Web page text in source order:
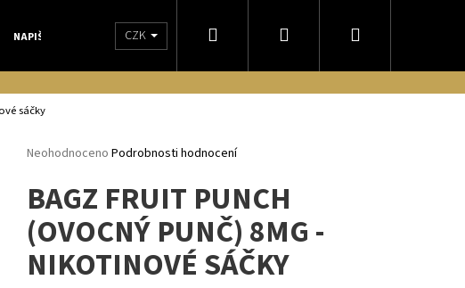
NAPIŠTE NÁM OBCHODNÍ PODMÍNKY DORUČENIE NA SLOVENSKO
CZK Hledat PřihlášeníNákupní
sáčky
Průměrné
produktu
je
0,0
z
5
hvězdiček.
Neohodnoceno Podrobnosti hodnocení
BAGZ FRUIT PUNCH
(OVOCNÝ PUNČ) 8MG -
NIKOTINOVÉ SÁČKY